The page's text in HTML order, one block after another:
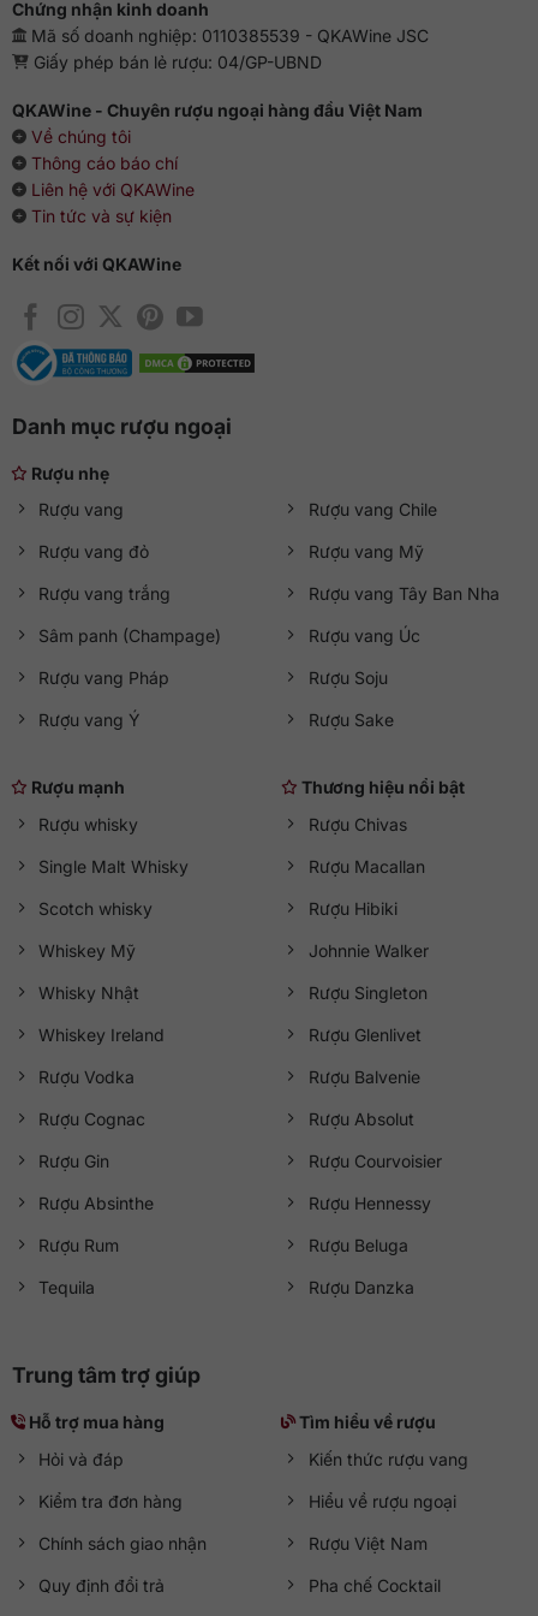
Chứng nhận kinh doanh
Mã số doanh nghiệp: 0110385539 - QKAWine JSC
Giấy phép bán lẻ rượu: 04/GP-UBND
QKAWine - Chuyên rượu ngoại hàng đầu Việt Nam
Về chúng tôi
Thông cáo báo chí
Liên hệ với QKAWine
Tin tức và sự kiện
Kết nối với QKAWine
Danh mục rượu ngoại
Rượu nhẹ
Rượu vang
Rượu vang đỏ
Rượu vang trắng
Sâm panh (Champage)
Rượu vang Pháp
Rượu vang Ý
Rượu vang Chile
Rượu vang Mỹ
Rượu vang Tây Ban Nha
Rượu vang Úc
Rượu Soju
Rượu Sake
Rượu mạnh
Rượu whisky
Single Malt Whisky
Scotch whisky
Whiskey Mỹ
Whisky Nhật
Whiskey Ireland
Rượu Vodka
Rượu Cognac
Rượu Gin
Rượu Absinthe
Rượu Rum
Tequila
Thương hiệu nổi bật
Rượu Chivas
Rượu Macallan
Rượu Hibiki
Johnnie Walker
Rượu Singleton
Rượu Glenlivet
Rượu Balvenie
Rượu Absolut
Rượu Courvoisier
Rượu Hennessy
Rượu Beluga
Rượu Danzka
Trung tâm trợ giúp
Hỗ trợ mua hàng
Hỏi và đáp
Kiểm tra đơn hàng
Chính sách giao nhận
Quy định đổi trả
Tìm hiểu về rượu
Kiến thức rượu vang
Hiểu về rượu ngoại
Rượu Việt Nam
Pha chế Cocktail